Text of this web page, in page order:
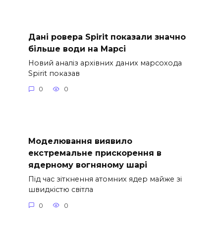
Дані ровера Spirit показали значно
більше води на Марсі
Новий аналіз архівних даних марсохода
Spirit показав
0 0
Моделювання виявило
екстремальне прискорення в
ядерному вогняному шарі
Під час зіткнення атомних ядер майже зі
швидкістю світла
0 0